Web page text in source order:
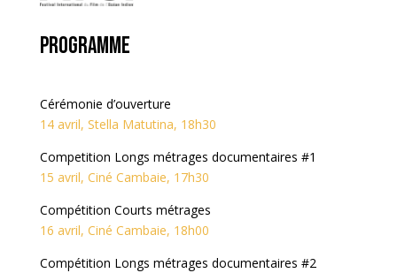
Programme
Cérémonie d’ouverture
14 avril, Stella Matutina, 18h30
Competition Longs métrages documentaires #1
15 avril, Ciné Cambaie, 17h30
Compétition Courts métrages
16 avril, Ciné Cambaie, 18h00
Compétition Longs métrages documentaires #2